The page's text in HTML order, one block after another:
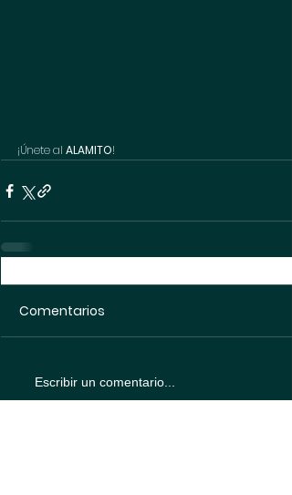
¡Únete al ALAMITO!
Comentarios
Escribir un comentario...